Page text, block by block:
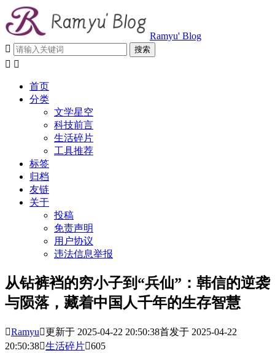
Ramyu' Blog

 
首页
分类
文学星空
科技前言
生活碎片
工具推荐
标签
归档
友链
关于
投稿
免责声明
用户协议
违法信息举报
从钻裤裆的穷小子到“兵仙”：韩信的逆袭
与陨落，藏着中国人千年的生存智慧
Ramyu更新于 2025-04-22 20:50:38首发于 2025-04-22
20:50:38生活碎片605